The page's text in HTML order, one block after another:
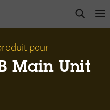
open
pour
Main Unit